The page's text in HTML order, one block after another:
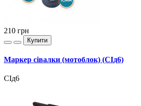
210 грн
Купити
Маркер сівалки (мотоблок) (СІд6)
СІд6